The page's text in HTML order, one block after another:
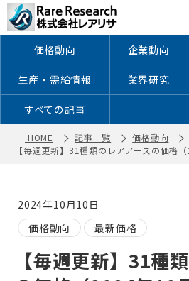
【毎週更新】31種類
格（2024年10月9日
アリサ価格動向 企業動向
生産・需給情報 業界研究
すべての記事
HOME 記事一覧
価格動向
【毎週更新】31種類のレアアースの価格
2024年10月10日
価格動向
最新価格
【毎週更新】31種